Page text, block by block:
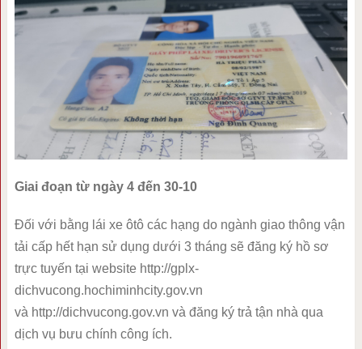
Giai đoạn từ ngày 4 đến 30-10
Đối với bằng lái xe ôtô các hạng do ngành giao thông vận
tải cấp hết hạn sử dụng dưới 3 tháng sẽ đăng ký hồ sơ
trực tuyến tại website http://gplx-
dichvucong.hochiminhcity.gov.vn
và http://dichvucong.gov.vn và đăng ký trả tận nhà qua
dịch vụ bưu chính công ích.